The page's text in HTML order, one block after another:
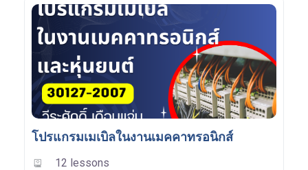
โปรแกรมเมเบิลในงานเมคคาทรอนิกส์
12 lessons